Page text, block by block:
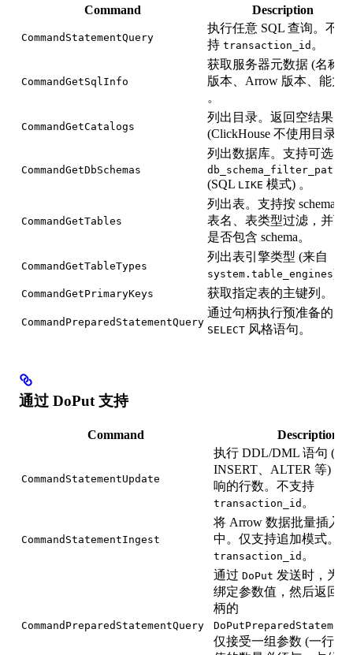
Command Description
CommandStatementQuery
执行任意 SQL 查询。不支
持 transaction_id 。
CommandGetSqlInfo
获取服务器元数据 (名称、
版本、Arrow 版本、能力)
。
CommandGetCatalogs
列出目录。返回空结果
(ClickHouse 不使用目录)
CommandGetDbSchemas
列出数据库。支持可选的
(SQL LIKE 模式) 。
CommandGetTables
列出表。支持按 schema、
表名、表类型过滤，并可
是否包含 schema。
CommandGetTableTypes
列出表引擎类型 (来自
system.table_engines) 。
CommandGetPrimaryKeys 获取指定表的主键列。
CommandPreparedStatementQuery
通过句柄执行预准备的
SELECT 风格语句。
通过 DoPut 支持
Command Description
CommandStatementUpdate
执行 DDL/DML 语句
INSERT、ALTER 等) 。
响的行数。不支持
transaction_id 。
CommandStatementIngest
将 Arrow 数据批量插入
中。仅支持追加模式。
transaction_id 。
CommandPreparedStatementQuery
通过 DoPut 发送时，为
绑定参数值，然后返回
柄的
仅接受一组参数 (一行)